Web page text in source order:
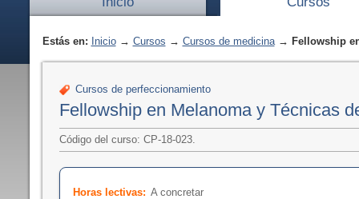
Estás en: Inicio→ Cursos → Cursos de medicina→ Fellowship en
Cursos de perfeccionamiento
Fellowship en Melanoma y Técnicas
Código del curso: CP-18-023.
Horas lectivas: A concretar